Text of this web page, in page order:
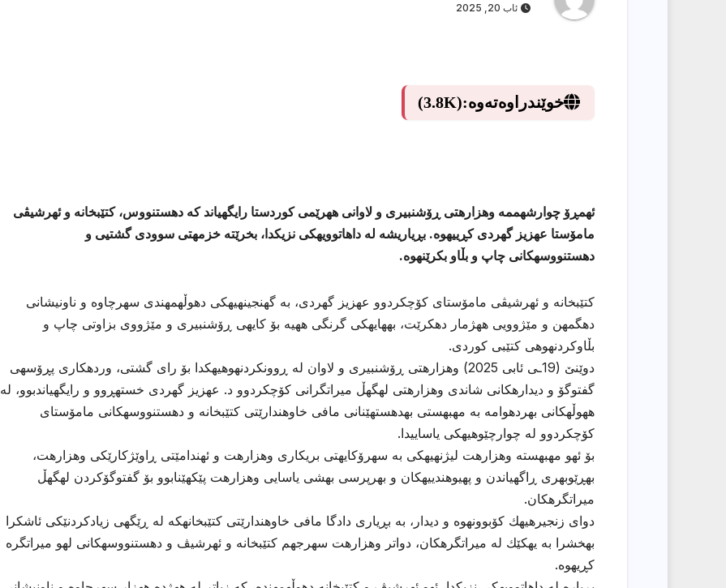
ئاب 20, 2025
خوێندراوەتەوە:(3.8K)
ئهمڕۆ چوارشهممه وهزارهتی ڕۆشنبیری و لاوانی ههرێمی كوردستا رایگهیاند كه دهستنووس، كتێبخانه و ئهرشیڤی
مامۆستا عهزیز گهردی كڕییهوه. بڕیاریشه له داهاتوویهكی نزیكدا، بخرێته خزمهتی سوودی گشتیی و
دهستنووسهكانی چاپ و بڵاو بكرێنهوه.
كتێبخانه و ئهرشیڤی مامۆستای كۆچكردوو عهزیز گهردی، به گهنجینهیهكی دهوڵهمهندی سهرچاوه و ناونیشانی
دهگمهن و مێژوویی ههژمار دهكرێت، بههایهكی گرنگی ههیه بۆ كایهی ڕۆشنبیری و مێژووی بزاوتی چاپ و
بڵاوكردنهوهی كتێبی كوردی.
دوێنێ (19ـی ئابی 2025) وهزارهتی ڕۆشنبیری و لاوان له ڕوونكردنهوهیهكدا بۆ رای گشتی، وردهكاری پڕۆسهی
گفتوگۆ و دیدارهكانی شاندی وهزارهتی لهگهڵ میراتگرانی كۆچكردوو د. عهزیز گهردی خستهڕوو و رایگهیاندبوو، له
ههوڵهكانی بهردهوامه به مهبهستی بهدهستهێنانی مافی خاوهندارێتی كتێبخانه و دهستنووسهكانی مامۆستای
كۆچكردوو له چوارچێوهیهكی یاساییدا.
بۆ ئهو مهبهسته وهزارهت لیژنهیهكی به سهرۆكایهتی بریكاری وهزارهت و ئهندامێتی ڕاوێژكارێكی وهزارهت،
بهڕێوبهری ڕاگهیاندن و پهیوهندییهكان و بهرپرسی بهشی یاسایی وهزارهت پێكهێنابوو بۆ گفتوگۆكردن لهگهڵ
میراتگرهكان.
دوای زنجیرهیهك كۆبوونهوه و دیدار، به بڕیاری دادگا مافی خاوهندارێتی كتێبخانهكه له ڕێگهی زیادكردنێكی ئاشكرا
بهخشرا به یهكێك له میراتگرهكان، دواتر وهزارهت سهرجهم كتێبخانه و ئهرشیڤ و دهستنووسهكانی لهو میراتگره
كڕیهوه.